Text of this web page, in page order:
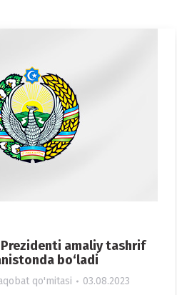
amaliy tashrif
bo‘ladi
qo'mitasi 03.08.2023